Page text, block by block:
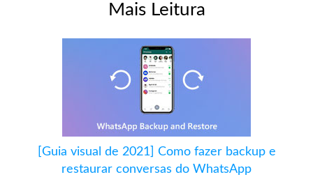
Mais Leitura
[Guia visual de 2021] Como fazer backup e
restaurar conversas do WhatsApp